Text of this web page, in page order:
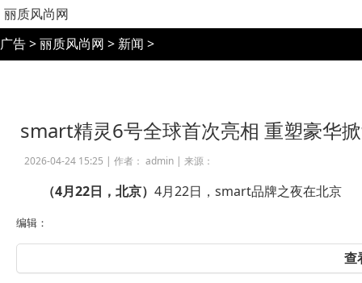
丽质风尚网
广告>丽质风尚网 > 新闻 >
smart精灵6号全球首次亮相 重塑豪华
2026-04-24 15:25 | 作者： admin| 来源：
（4月22日，北京） 4月22日，smart品牌之夜在北京
编辑：
查